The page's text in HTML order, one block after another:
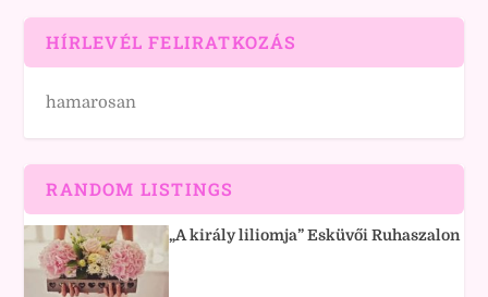
HÍRLEVÉL FELIRATKOZÁS
hamarosan
RANDOM LISTINGS
„A király liliomja” Esküvői Ruhaszalon